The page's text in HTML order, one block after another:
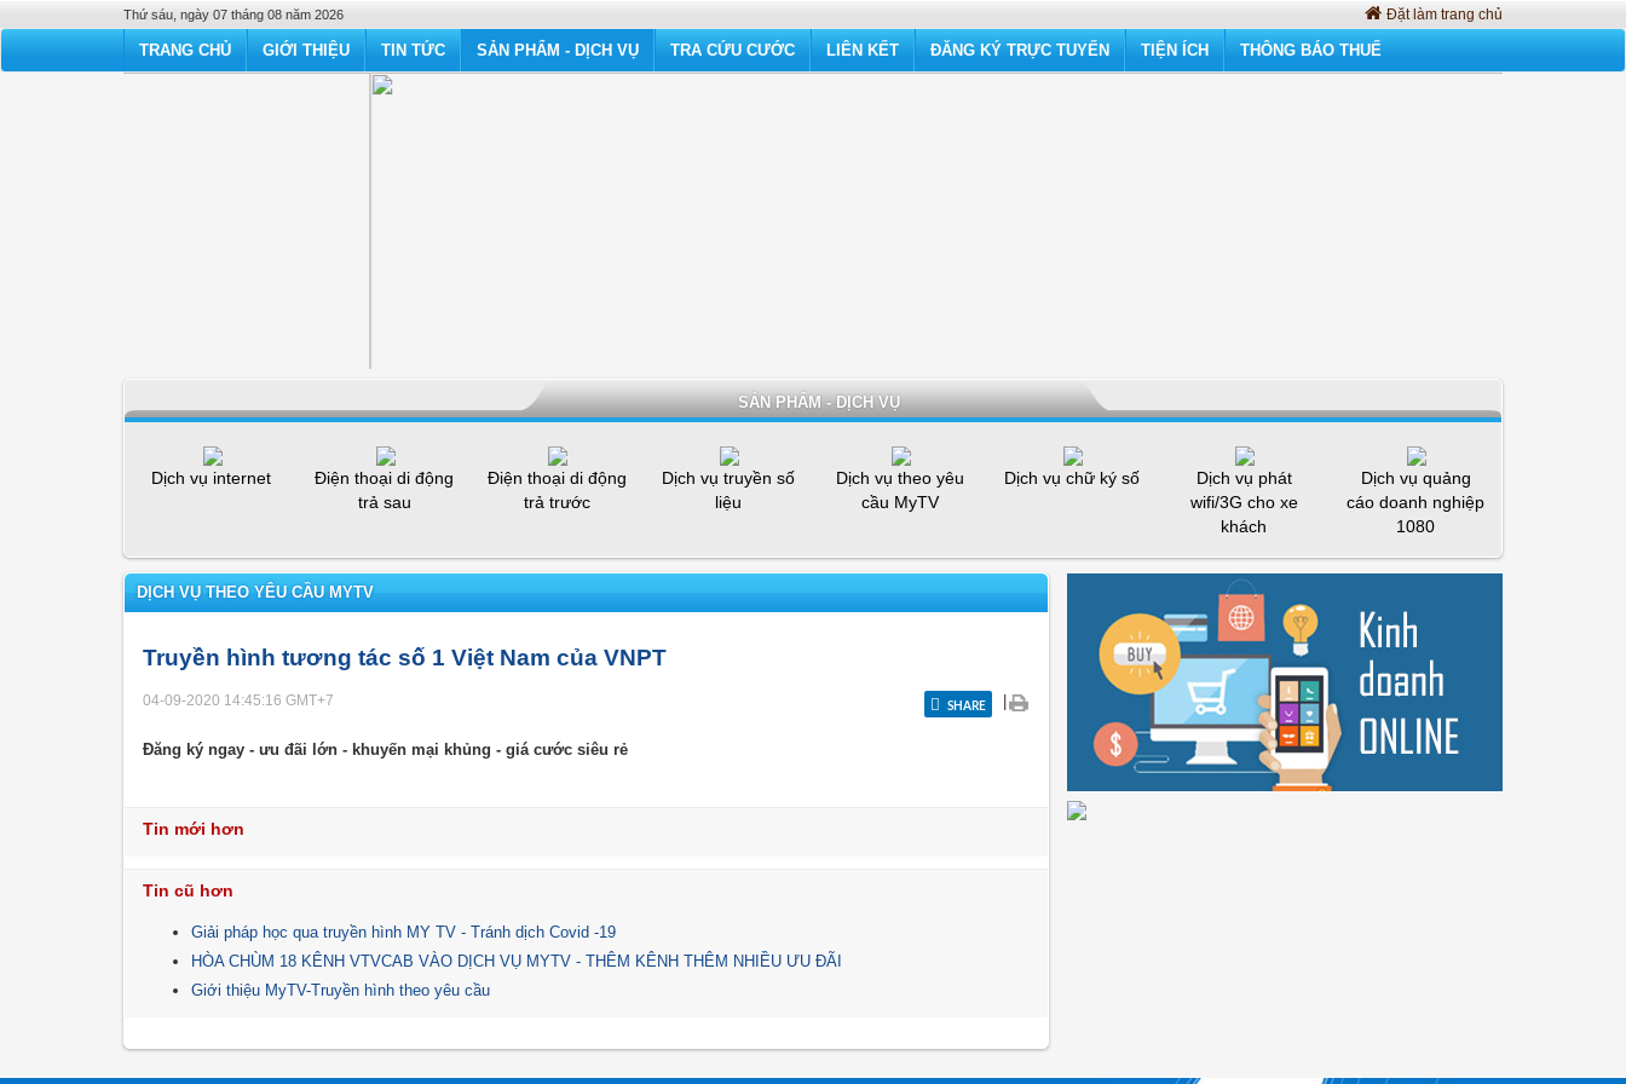
Thứ sáu, ngày 07 tháng 08 năm 2026 Đặt làm trang chủ
TRANG CHỦ GIỚI THIỆU TIN TỨC SẢN PHẨM - DỊCH VỤ TRA CỨU CƯỚC LIÊN KẾT ĐĂNG KÝ TRỰC TUYẾN TIỆN ÍCH THÔNG BÁO THUẾ
SẢN PHẨM - DỊCH VỤ
Dịch vụ internet
Điện thoại di động
trả sau
Điện thoại di động
trả trước
Dịch vụ truyền số
liệu
Dịch vụ theo yêu
cầu MyTV
Dịch vụ chữ ký số
Dịch vụ phát
wifi/3G cho xe
khách
Dịch vụ quảng
cáo doanh nghiệp
1080
DỊCH VỤ THEO YÊU CẦU MYTV
Truyền hình tương tác số 1 Việt Nam của VNPT
04-09-2020 14:45:16 GMT+7 SHARE
Đăng ký ngay - ưu đãi lớn - khuyến mại khủng - giá cước siêu rẻ
Tin mới hơn
Tin cũ hơn
Giải pháp học qua truyền hình MY TV - Tránh dịch Covid -19
HÒA CHÙM 18 KÊNH VTVCAB VÀO DỊCH VỤ MYTV - THÊM KÊNH THÊM NHIỀU ƯU ĐÃI
Giới thiệu MyTV-Truyền hình theo yêu cầu